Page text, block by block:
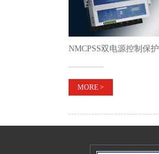
NMCPSS双电源控制保护
开关一体式
MORE >